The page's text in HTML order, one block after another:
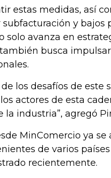
estas medidas, así
y bajos
solo avanza en
busca
los desafíos de este
actores de esta
industria”, agregó
MinComercio ya
de varios
recientemente.